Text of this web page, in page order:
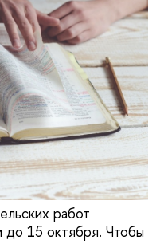
работ
до 15 октября. Чтобы